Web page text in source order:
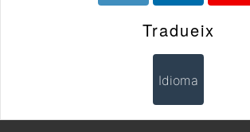
Tradueix
Idioma